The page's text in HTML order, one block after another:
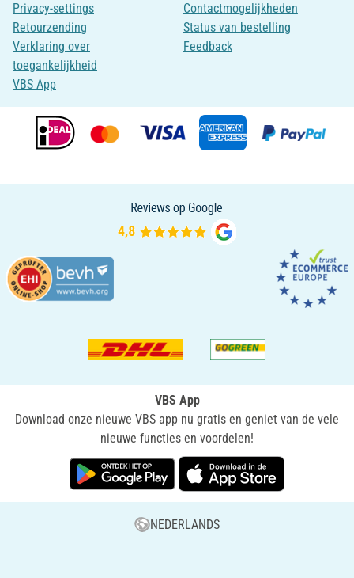
Privacy-settings
Retourzending
Verklaring over
toegankelijkheid
VBS App
Contactmogelijkheden
Status van bestelling
Feedback
VBS App
Download onze nieuwe VBS app nu gratis en geniet van de vele
nieuwe functies en voordelen!
NEDERLANDS